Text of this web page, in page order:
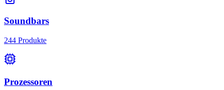
Soundbars
244 Produkte
Prozessoren